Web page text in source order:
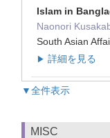
Islam in
Naonori
South Asian
▶ 詳細を見る
▼全件表示
MISC